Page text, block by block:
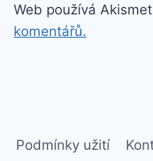
Web používá
komentářů.
Podmínky užití